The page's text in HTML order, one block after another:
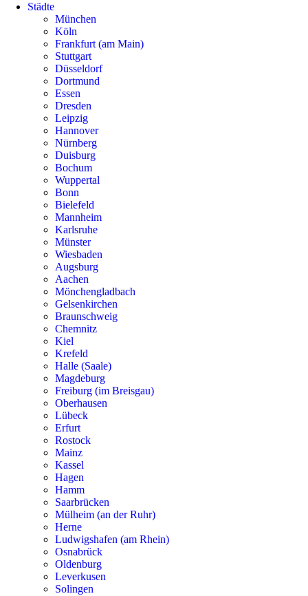
Städte
München
Köln
Frankfurt (am Main)
Stuttgart
Düsseldorf
Dortmund
Essen
Dresden
Leipzig
Hannover
Nürnberg
Duisburg
Bochum
Wuppertal
Bonn
Bielefeld
Mannheim
Karlsruhe
Münster
Wiesbaden
Augsburg
Aachen
Mönchengladbach
Gelsenkirchen
Braunschweig
Chemnitz
Kiel
Krefeld
Halle (Saale)
Magdeburg
Freiburg (im Breisgau)
Oberhausen
Lübeck
Erfurt
Rostock
Mainz
Kassel
Hagen
Hamm
Saarbrücken
Mülheim (an der Ruhr)
Herne
Ludwigshafen (am Rhein)
Osnabrück
Oldenburg
Leverkusen
Solingen